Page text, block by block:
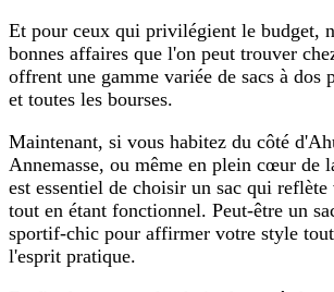
Et pour ceux qui privilégient le budget,
bonnes affaires que l'on peut trouver
offrent une gamme variée de sacs à dos
et toutes les bourses.
Maintenant, si vous habitez du côté
Annemasse, ou même en plein cœur de
est essentiel de choisir un sac qui
tout en étant fonctionnel. Peut-être un
sportif-chic pour affirmer votre style
l'esprit pratique.